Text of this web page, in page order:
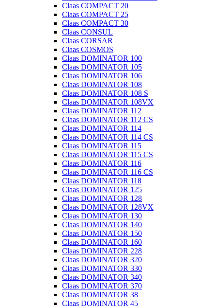
Claas COMPACT 20
Claas COMPACT 25
Claas COMPACT 30
Claas CONSUL
Claas CORSAR
Claas COSMOS
Claas DOMINATOR 100
Claas DOMINATOR 105
Claas DOMINATOR 106
Claas DOMINATOR 108
Claas DOMINATOR 108 S
Claas DOMINATOR 108VX
Claas DOMINATOR 112
Claas DOMINATOR 112 CS
Claas DOMINATOR 114
Claas DOMINATOR 114 CS
Claas DOMINATOR 115
Claas DOMINATOR 115 CS
Claas DOMINATOR 116
Claas DOMINATOR 116 CS
Claas DOMINATOR 118
Claas DOMINATOR 125
Claas DOMINATOR 128
Claas DOMINATOR 128VX
Claas DOMINATOR 130
Claas DOMINATOR 140
Claas DOMINATOR 150
Claas DOMINATOR 160
Claas DOMINATOR 228
Claas DOMINATOR 320
Claas DOMINATOR 330
Claas DOMINATOR 340
Claas DOMINATOR 370
Claas DOMINATOR 38
Claas DOMINATOR 45